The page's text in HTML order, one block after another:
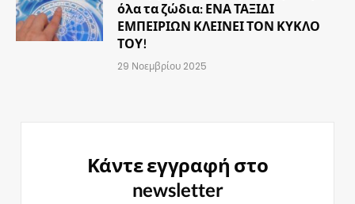
όλα τα ζώδια: ΕΝΑ ΤΑΞΙΔΙ
ΕΜΠΕΙΡΙΩΝ ΚΛΕΙΝΕΙ ΤΟΝ ΚΥΚΛΟ
ΤΟΥ!
29 Νοεμβρίου 2025
Κάντε εγγραφή στο
newsletter